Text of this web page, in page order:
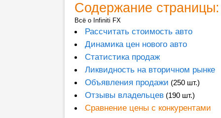
Содержание страницы:
Всё о Infiniti FX
Рассчитать стоимость авто
Динамика цен нового авто
Статистика продаж
Ликвидность на вторичном рынке
Объявления продажи (250 шт.)
Отзывы владельцев (190 шт.)
Сравнение цены с конкурентами